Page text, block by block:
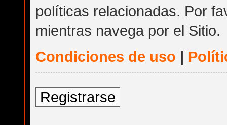
políticas relacionadas. Por
mientras navega por el Sitio.
Condiciones de uso |
Registrarse